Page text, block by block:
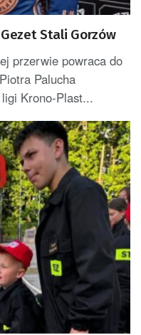
Stali Gorzów
przerwie powraca do
Palucha
Krono-Plast...